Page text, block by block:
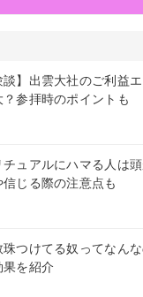
談】出雲大社のご利益
？参拝時のポイントも
チュアルにハマる人は
信じる際の注意点も
珠つけてる奴ってなん
果を紹介